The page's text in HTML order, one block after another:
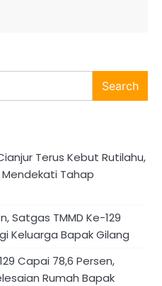
Search
Terus Kebut Rutilahu,
Mendekati Tahap
Satgas TMMD Ke-129
Keluarga Bapak Gilang
Capai 78,6 Persen,
Rumah Bapak